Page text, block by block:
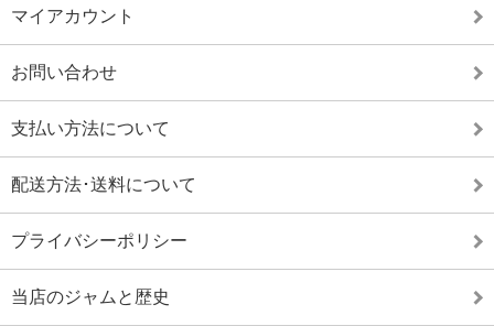
マイアカウント
お問い合わせ
支払い方法について
配送方法･送料について
プライバシーポリシー
当店のジャムと歴史